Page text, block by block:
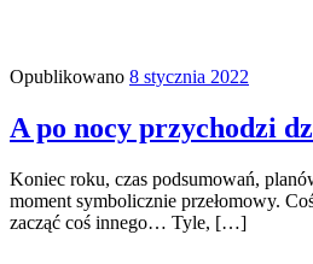
Opublikowano 8 stycznia 2022
A po nocy przychodzi
Koniec roku, czas podsumowań,
moment symbolicznie przełomowy.
zacząć coś innego… Tyle, […]